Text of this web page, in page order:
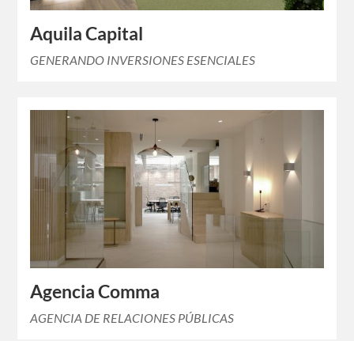
Aquila Capital
GENERANDO INVERSIONES ESENCIALES
Agencia Comma
AGENCIA DE RELACIONES PÚBLICAS